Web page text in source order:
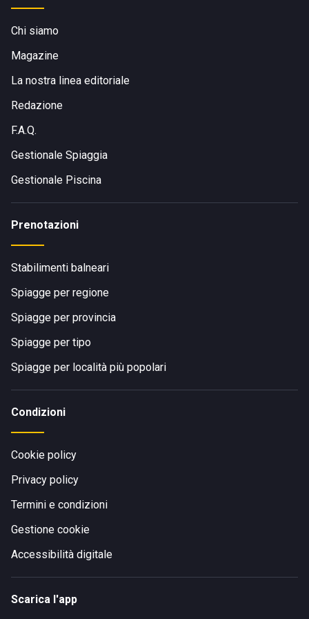
Chi siamo
Magazine
La nostra linea editoriale
Redazione
F.A.Q.
Gestionale Spiaggia
Gestionale Piscina
Prenotazioni
Stabilimenti balneari
Spiagge per regione
Spiagge per provincia
Spiagge per tipo
Spiagge per località più popolari
Condizioni
Cookie policy
Privacy policy
Termini e condizioni
Gestione cookie
Accessibilità digitale
Scarica l'app